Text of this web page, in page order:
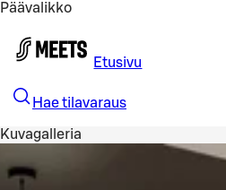
Päävalikko
Etusivu
Hae tilavaraus
Kuvagalleria